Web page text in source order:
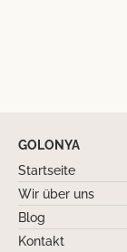
GOLONYA
Startseite
Wir über uns
Blog
Kontakt